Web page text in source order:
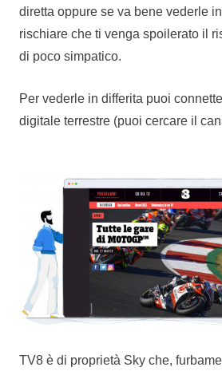
diretta oppure se va bene vederle
rischiare che ti venga spoilerato il
di poco simpatico.
Per vederle in differita puoi
digitale terrestre (puoi cercare il
TV8 è di proprietà Sky che,